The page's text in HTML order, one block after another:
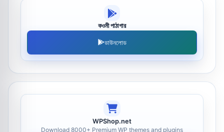
কওমী পাঠাগার
ডাউনলোড
WPShop.net
Download 8000+ Premium WP themes and plugins